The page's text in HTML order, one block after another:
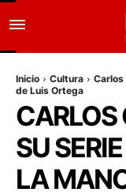
Inicio Cultura
Carlos
de Luis Ortega
CARLOS
SU
LA